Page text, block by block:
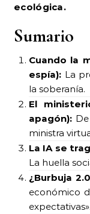
ecológica.
Sumario
Cuando la
espía): La
la soberanía.
El
apagón):
ministra
La IA se
La huella
¿Burbuja
económico
expectativas».